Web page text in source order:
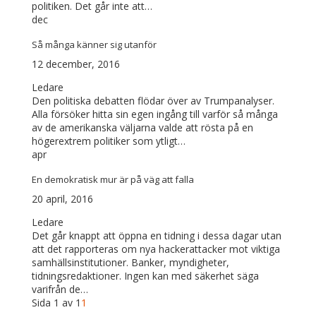
politiken. Det går inte att…
dec
Så många känner sig utanför
12 december, 2016
Ledare
Den politiska debatten flödar över av Trumpanalyser.
Alla försöker hitta sin egen ingång till varför så många
av de amerikanska väljarna valde att rösta på en
högerextrem politiker som ytligt…
apr
En demokratisk mur är på väg att falla
20 april, 2016
Ledare
Det går knappt att öppna en tidning i dessa dagar utan
att det rapporteras om nya hackerattacker mot viktiga
samhällsinstitutioner. Banker, myndigheter,
tidningsredaktioner. Ingen kan med säkerhet säga
varifrån de…
Sida 1 av 1 1